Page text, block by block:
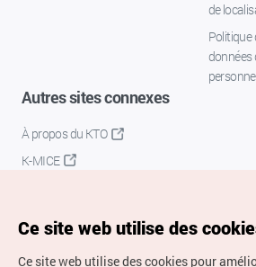
de
Politique
données
Autres sites connexes
À propos du KTO
K-MICE
Ce site web utilise des
Ce site web utilise des cookies pour